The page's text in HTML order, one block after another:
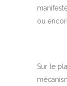
ou
Sur le